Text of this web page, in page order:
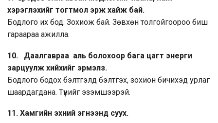
хэрэглэхийг тогтмол эрж хайж бай.
Бодлого их бод. Зохиож бай. Зөвхөн толгойгоороо биш
гараараа ажилла.
10. Даалгавраа аль болохоор бага цагт энерги
зарцуулж хийхийг эрмэлз.
Бодлого бодох бэлтгэлд бэлтгэх, зохион бичихэд урлаг
шаардагдана. Түүнийг эзэмшээрэй.
11. Хамгийн эхний эгнээнд суух.